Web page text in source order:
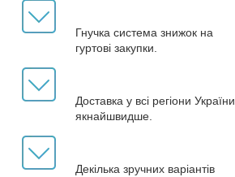
Гнучка система знижок на
гуртові закупки.
Доставка у всі регіони України
якнайшвидше.
Декілька зручних варіантів